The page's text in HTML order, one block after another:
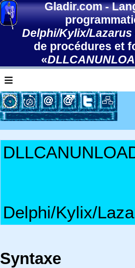
Gladir.com-
Delphi/Kylix/Lazarus
de procédures et
«
≡
Delphi/Kylix/
Syntaxe